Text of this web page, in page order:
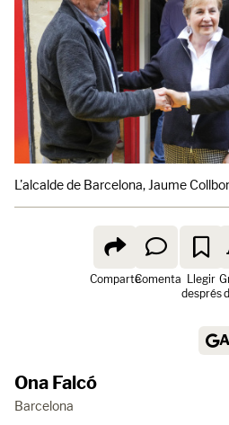
L'alcalde de Barcelona, Jaume
ComparteComenta Llegir
després
Ona Falcó
Barcelona